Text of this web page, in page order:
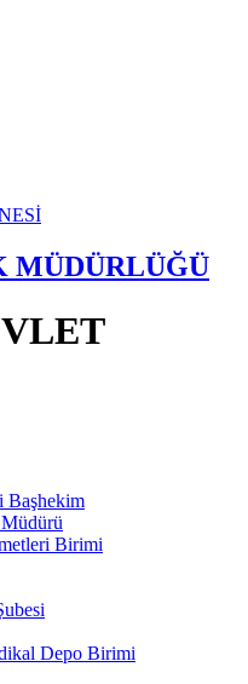
MÜDÜRLÜĞÜ
Başhekim
Birimi
Depo Birimi